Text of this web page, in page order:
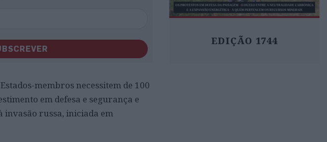
membros necessitem de 100
em defesa e segurança e
russa, iniciada em
EDIÇÃO 1744